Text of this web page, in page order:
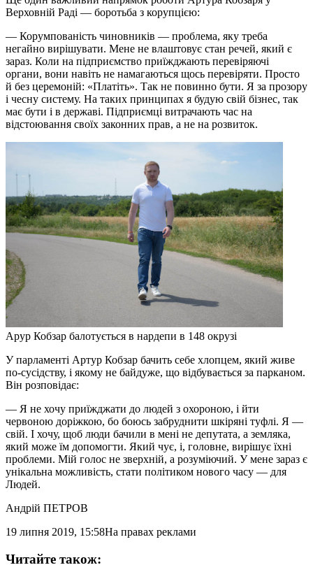
Верховній Раді — боротьба з корупцією:
— Корумпованість чиновників — проблема, яку треба
негайно вирішувати. Мене не влаштовує стан речей, який є
зараз. Коли на підприємство приїжджають перевіряючі
органи, вони навіть не намагаються щось перевіряти. Просто
й без церемоній: «Платіть». Так не повинно бути. Я за прозору
і чесну систему. На таких принципах я будую свій бізнес, так
має бути і в державі. Підприємці витрачають час на
відстоювання своїх законних прав, а не на розвиток.
Арур Кобзар балотується в нардепи в 148 окрузі
У парламенті Артур Кобзар бачить себе хлопцем, який живе
по-сусідству, і якому не байдуже, що відбувається за парканом.
Він розповідає:
— Я не хочу приїжджати до людей з охороною, і йти
червоною доріжкою, бо боюсь забруднити шкіряні туфлі. Я —
свій. І хочу, щоб люди бачили в мені не депутата, а земляка,
який може їм допомогти. Який чує, і, головне, вирішує їхні
проблеми. Мій голос не зверхній, а розуміючий. У мене зараз є
унікальна можливість, стати політиком нового часу — для
Людей.
Андрій ПЕТРОВ
19 липня 2019, 15:58На правах реклами
Читайте також: